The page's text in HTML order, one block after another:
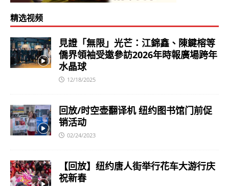
精选视频
見證「無限」光芒：江錦鑫、陳鍵榕等
僑界領袖受邀參訪2026年時報廣場跨年
水晶球
12/18/2025
回放/时空壶翻译机 纽约图书馆门前促
销活动
02/24/2023
【回放】纽约唐人街举行花车大游行庆
祝新春